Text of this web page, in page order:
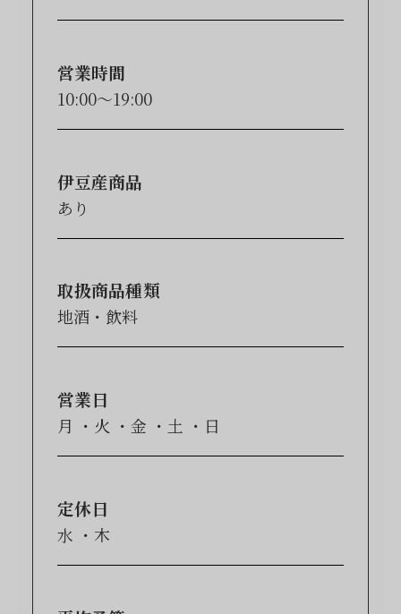
営業時間
10:00〜19:00
伊豆産商品
あり
取扱商品種類
地酒・飲料
営業日
月 火 金 土 日
定休日
水 木